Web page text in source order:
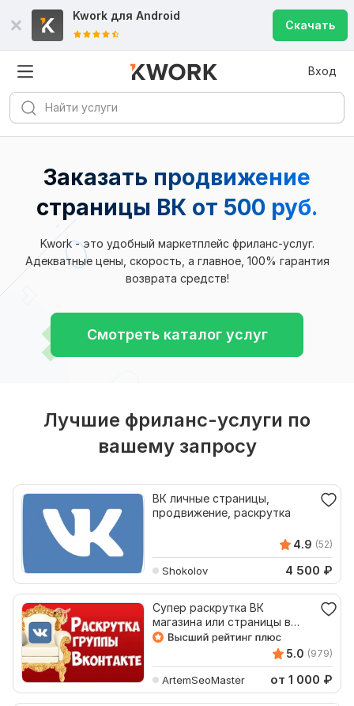
Kwork для Android
Скачать
Вход
Заказать продвижение
страницы ВК от 500 руб.
Kwork - это удобный маркетплейс фриланс-услуг.
Адекватные цены, скорость, а главное, 100% гарантия
возврата средств!
Смотреть каталог услуг
Лучшие фриланс-услуги по
вашему запросу
ВК личные страницы,
продвижение, раскрутка
4.9 (52)
Shokolov 4 500 ₽
Супер раскрутка ВК
магазина или страницы в
ТОП Яндекс и Гугл поиске
5.0 (979)
ArtemSeoMaster от 1 000 ₽